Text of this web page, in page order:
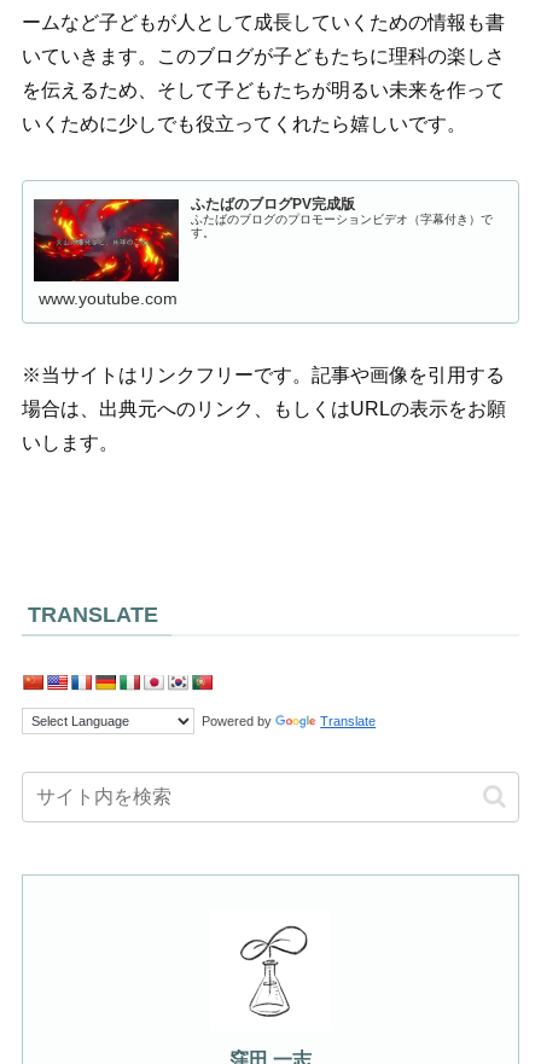
ームなど子どもが人として成長していくための情報も書
いていきます。このブログが子どもたちに理科の楽しさ
を伝えるため、そして子どもたちが明るい未来を作って
いくために少しでも役立ってくれたら嬉しいです。
ふたばのブログPV完成版
ふたばのブログのプロモーションビデオ（字幕付き）で
す。
www.youtube.com
※当サイトはリンクフリーです。記事や画像を引用する
場合は、出典元へのリンク、もしくはURLの表示をお願
いします。
TRANSLATE
Powered by Translate